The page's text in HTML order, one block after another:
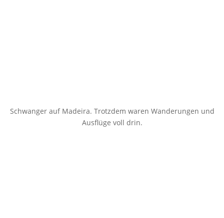
Schwanger auf Madeira. Trotzdem waren Wanderungen und
Ausflüge voll drin.